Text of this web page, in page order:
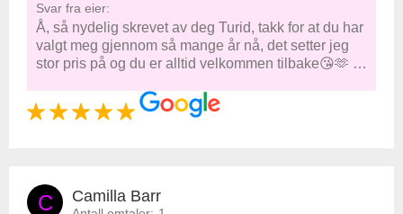
Svar fra eier:
Å, så nydelig skrevet av deg Turid, takk for at du har
valgt meg gjennom så mange år nå, det setter jeg
stor pris på og du er alltid velkommen tilbake😘🫶 …
C Camilla Barr